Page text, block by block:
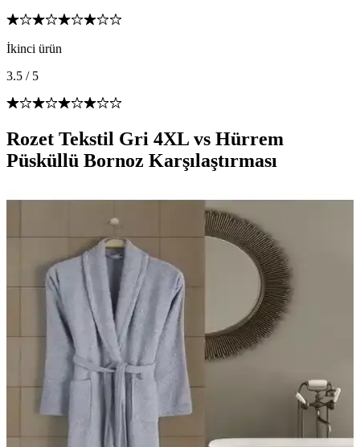
İkinci ürün
3.5 / 5
Rozet Tekstil Gri 4XL vs Hürrem
Püsküllü Bornoz Karşılaştırması